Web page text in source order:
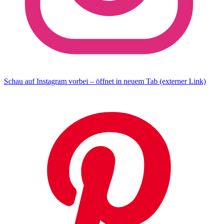
Schau auf Instagram vorbei – öffnet in neuem Tab (externer Link)